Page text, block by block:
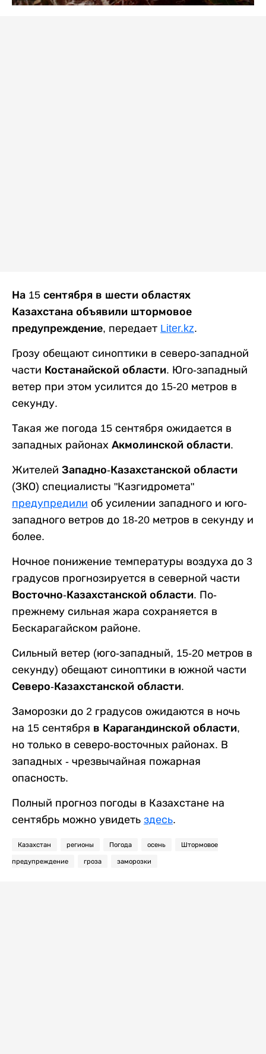
На 15 сентября в шести областях
Казахстана объявили штормовое
предупреждение, передает Liter.kz.
Грозу обещают синоптики в северо-западной
части Костанайской области. Юго-западный
ветер при этом усилится до 15-20 метров в
секунду.
Такая же погода 15 сентября ожидается в
западных районах Акмолинской области.
Жителей Западно-Казахстанской области
(ЗКО) специалисты "Казгидромета"
предупредили об усилении западного и юго-
западного ветров до 18-20 метров в секунду и
более.
Ночное понижение температуры воздуха до 3
градусов прогнозируется в северной части
Восточно-Казахстанской области. По-
прежнему сильная жара сохраняется в
Бескарагайском районе.
Сильный ветер (юго-западный, 15-20 метров в
секунду) обещают синоптики в южной части
Северо-Казахстанской области.
Заморозки до 2 градусов ожидаются в ночь
на 15 сентября в Карагандинской области,
но только в северо-восточных районах. В
западных - чрезвычайная пожарная
опасность.
Полный прогноз погоды в Казахстане на
сентябрь можно увидеть здесь.
Казахстан регионы Погода осень Штормовое
предупреждение гроза заморозки